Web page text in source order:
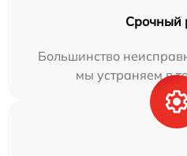
Срочный
Большинство
мы устраняем в